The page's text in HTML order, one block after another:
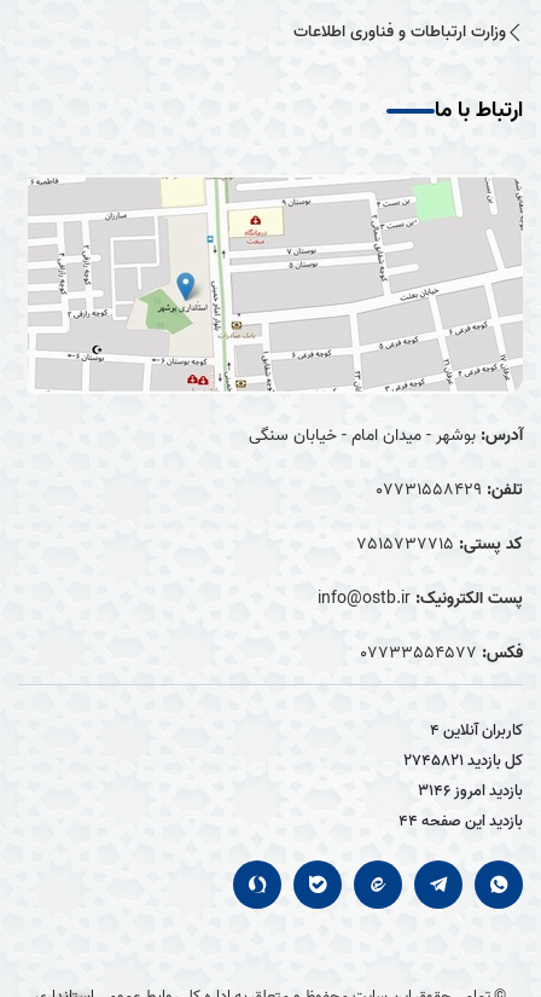
وزارت ارتباطات و فناوری اطلاعات
ارتباط با ما
آدرس: بوشهر - میدان امام - خیابان سنگی
تلفن: 07731558429
کد پستی: 7515737715
پست الکترونیک: info@ostb.ir
فکس: 07733554577
کاربران آنلاین4
کل بازدید2745821
بازدید امروز3146
بازدید این صفحه44